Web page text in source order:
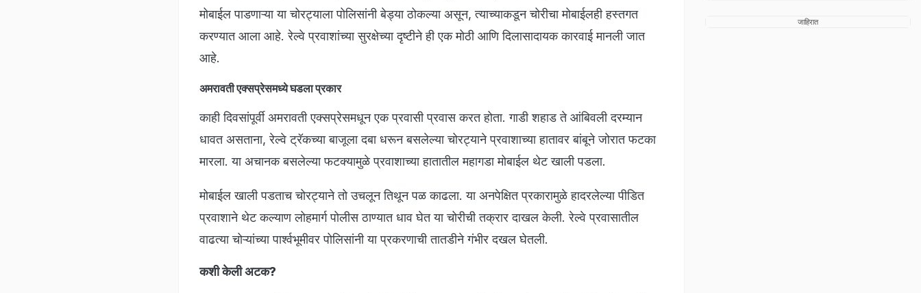
मोबाईल पाडणाऱ्या या चोरट्याला पोलिसांनी बेड्या ठोकल्या असून, त्याच्याकडून चोरीचा मोबाईलही हस्तगत
करण्यात आला आहे. रेल्वे प्रवाशांच्या सुरक्षेच्या दृष्टीने ही एक मोठी आणि दिलासादायक कारवाई मानली जात
आहे.
अमरावती एक्सप्रेसमध्ये घडला प्रकार
काही दिवसांपूर्वी अमरावती एक्सप्रेसमधून एक प्रवासी प्रवास करत होता. गाडी शहाड ते आंबिवली दरम्यान
धावत असताना, रेल्वे ट्रॅकच्या बाजूला दबा धरून बसलेल्या चोरट्याने प्रवाशाच्या हातावर बांबूने जोरात फटका
मारला. या अचानक बसलेल्या फटक्यामुळे प्रवाशाच्या हातातील महागडा मोबाईल थेट खाली पडला.
मोबाईल खाली पडताच चोरट्याने तो उचलून तिथून पळ काढला. या अनपेक्षित प्रकारामुळे हादरलेल्या पीडित
प्रवाशाने थेट कल्याण लोहमार्ग पोलीस ठाण्यात धाव घेत या चोरीची तक्रार दाखल केली. रेल्वे प्रवासातील
वाढत्या चोऱ्यांच्या पार्श्वभूमीवर पोलिसांनी या प्रकरणाची तातडीने गंभीर दखल घेतली.
कशी केली अटक?
जाहिरात